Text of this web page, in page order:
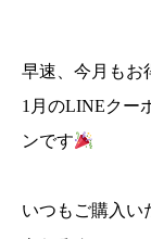
早速、今月もお
1月のLINEクー
ンです
いつもご購入い